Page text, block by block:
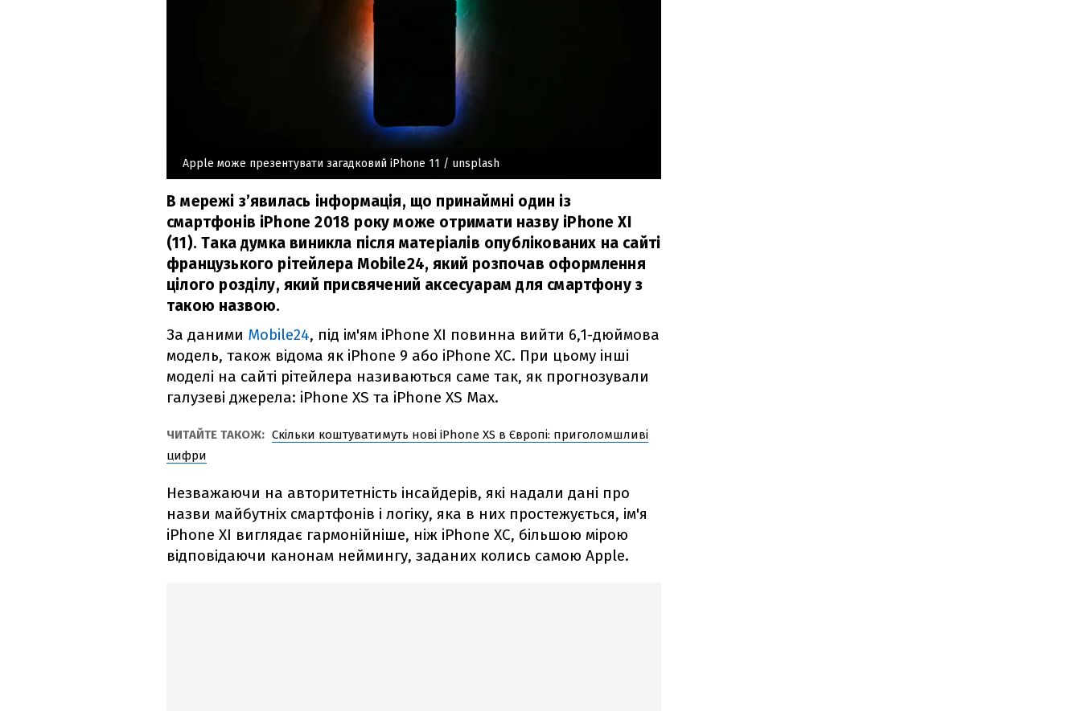
Apple може презентувати загадковий iPhone 11 / unsplash
В мережі з’явилась інформація, що принаймні один із
смартфонів iPhone 2018 року може отримати назву iPhone XI
(11). Така думка виникла після матеріалів опублікованих на сайті
французького рітейлера Mobile24, який розпочав оформлення
цілого розділу, який присвячений аксесуарам для смартфону з
такою назвою.
За даними Mobile24, під ім'ям iPhone XI повинна вийти 6,1-дюймова
модель, також відома як iPhone 9 або iPhone XC. При цьому інші
моделі на сайті рітейлера називаються саме так, як прогнозували
галузеві джерела: iPhone XS та iPhone XS Max.
ЧИТАЙТЕ ТАКОЖ: Скільки коштуватимуть нові iPhone XS в Європі: приголомшливі
цифри
Незважаючи на авторитетність інсайдерів, які надали дані про
назви майбутніх смартфонів і логіку, яка в них простежується, ім'я
iPhone XI виглядає гармонійніше, ніж iPhone XC, більшою мірою
відповідаючи канонам неймингу, заданих колись самою Apple.